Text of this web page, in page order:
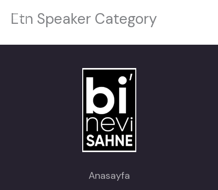
Etn Speaker Category
Anasayfa